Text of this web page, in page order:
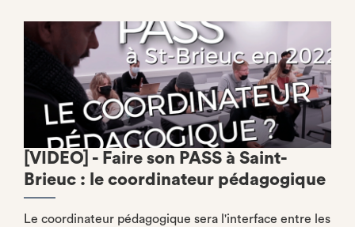
[VIDEO] - Faire son PASS à Saint-
Brieuc : le coordinateur pédagogique
Le coordinateur pédagogique sera l'interface entre les